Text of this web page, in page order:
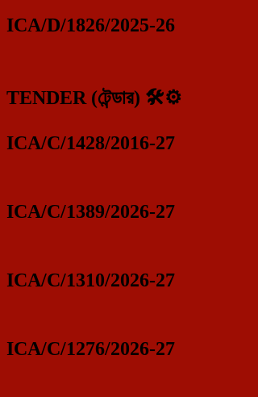
ICA/D/1826/2025-26
TENDER (টেন্ডার) 🛠️⚙️
ICA/C/1428/2016-27
ICA/C/1389/2026-27
ICA/C/1310/2026-27
ICA/C/1276/2026-27